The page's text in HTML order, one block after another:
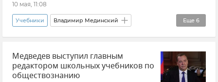
10 мая, 11:08
Еще 6
Учебники Владимир Мединский
Приговор Украина История
Общество Политика Новости
Медведев выступил главным
редактором школьных учебников по
обществознанию